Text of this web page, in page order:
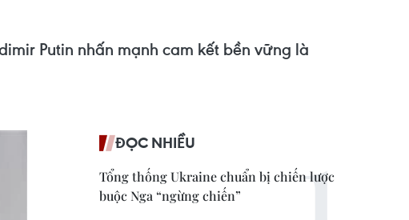
Putin nhấn mạnh cam kết bền vững là
ĐỌC NHIỀU
Tổng thống Ukraine chuẩn bị chiến lược
buộc Nga “ngừng chiến”